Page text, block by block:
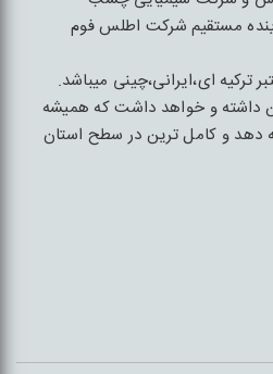
مستقیم شرکت اطلس فوم
ای،ایرانی،چینی میباشد.
داشته و خواهد داشت که همیشه
دهد و کامل ترین در سطح استان